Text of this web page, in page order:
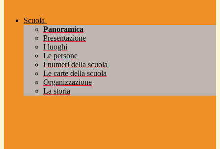
Scuola
Panoramica
Presentazione
I luoghi
Le persone
I numeri della scuola
Le carte della scuola
Organizzazione
La storia